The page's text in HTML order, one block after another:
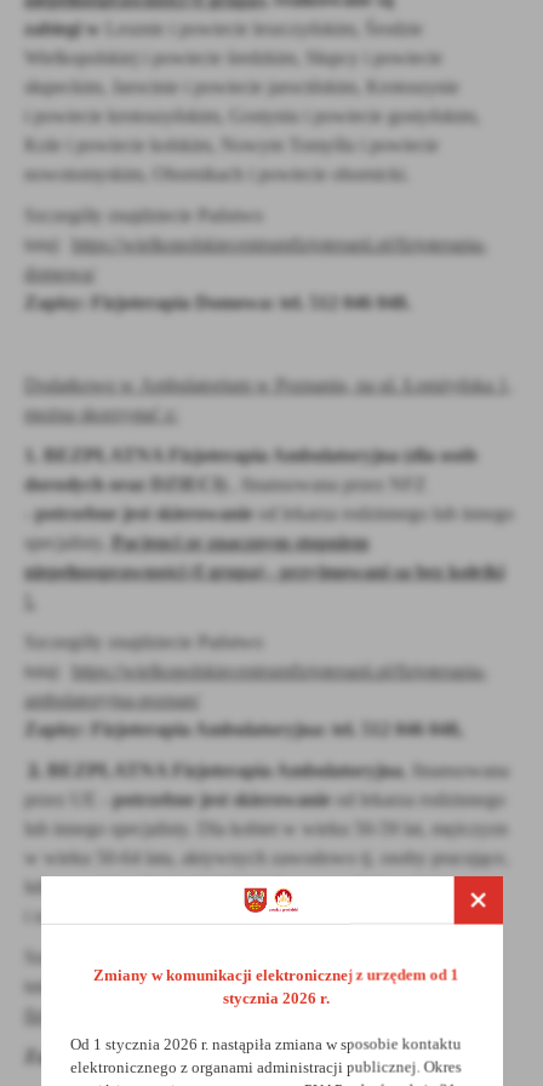
zabiegi w
Lesznie i powiecie leszczyńskim, Środzie
Wielkopolskiej i powiecie średzkim, Słupcy i powiecie
słupeckim, Jarocinie i powiecie jarocińskim, Krotoszynie
i powiecie krotoszyńskim, Gostyniu i powiecie gostyńskim,
Kole i powiecie kolskim, Nowym Tomyślu i powiecie
nowotomyskim, Obornikach i powiecie obornicki.
Szczegóły znajdziecie Państwo
tutaj:
https://wielkopolskiecentrumfizjoterapii.pl/fizjoterapia-
domowa/
Zapisy:
Fizjoterapia Domowa: tel. 512 046 048.
Dodatkowo w Ambulatorium w Poznaniu, na ul. Łomżyńska 1,
można skorzystać z:
1. BEZPŁATNA Fizjoterapia Ambulatoryjna (dla osób
dorosłych oraz DZIECI)
, finansowana przez NFZ
potrzebne jest skierowanie od lekarza rodzinnego lub innego
specjalisty,
Pacjenci ze znacznym stopniem
niepełnosprawności (I grupa) - przyjmowani są bez kolejki
Szczegóły znajdziecie Państwo
tutaj:
https://wielkopolskiecentrumfizjoterapii.pl/fizjoterapia-
ambulatoryjna-poznan/
Zapisy:
Fizjoterapia Ambulatoryjna: tel. 512 046 048,
2. BEZPŁATNA Fizjoterapia Ambulatoryjna, finansowana
przez UE - potrzebne jest skierowanie od lekarza rodzinnego
lub innego specjalisty. Dla kobiet w wieku 50-59 lat, mężczyzn
w wieku 50-64 lata, aktywnych zawodowo tj. osoby pracujące,
lub pozostające bez zatrudnienia lecz poszukujące pracy
i zainteresowane jej podjęciem,
Szczegóły znajdziecie Państwo
tutaj:
https://wielkopolskiecentrumfizjoterapii.pl/projekty-ue-
fizjoterapia-poznan/
Zapisy: Fizjoterapia Ambulatoryjna: tel.512 046 048.
Zmiany w komunikacji elektronicznej z urzędem od 1
stycznia 2026 r.
Od 1 stycznia 2026 r. nastąpiła zmiana w sposobie kontaktu
elektronicznego z organami administracji publicznej. Okres